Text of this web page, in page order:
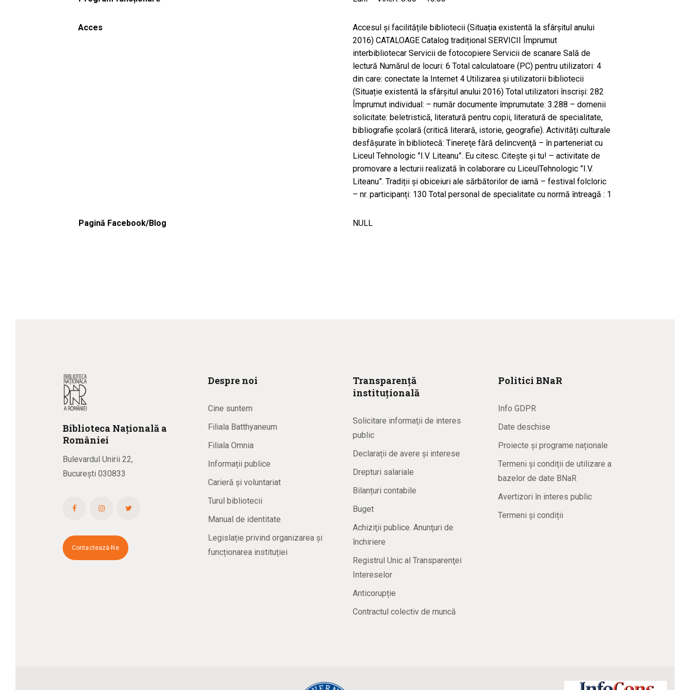
Acces
Accesul și facilitățile bibliotecii (Situația existentă la sfârșitul anului
2016) CATALOAGE Catalog tradițional SERVICII Împrumut
interbibliotecar Servicii de fotocopiere Servicii de scanare Sală de
lectură Numărul de locuri: 6 Total calculatoare (PC) pentru utilizatori: 4
din care: conectate la Internet 4 Utilizarea și utilizatorii bibliotecii
(Situație existentă la sfârșitul anului 2016) Total utilizatori înscriși: 282
Împrumut individual: – număr documente împrumutate: 3.288 – domenii
solicitate: beletristică, literatură pentru copii, literatură de specialitate,
bibliografie școlară (critică literară, istorie, geografie). Activități culturale
desfășurate în bibliotecă: Tinereţe fără delincvenţă – în parteneriat cu
Liceul Tehnologic ”I.V. Liteanu”. Eu citesc. Citeşte şi tu! – activitate de
promovare a lecturii realizată în colaborare cu LiceulTehnologic ”I.V.
Liteanu”. Tradiții și obiceiuri ale sărbătorilor de iarnă – festival folcloric
– nr. participanți: 130 Total personal de specialitate cu normă întreagă : 1
Pagină Facebook/Blog NULL
Biblioteca Națională a
României
Bulevardul Unirii 22,
București 030833
Contactează-Ne
Despre noi
Cine suntem
Filiala Batthyaneum
Filiala Omnia
Informații publice
Carieră și voluntariat
Turul bibliotecii
Manual de identitate
Legislație privind organizarea și
funcționarea instituției
Transparență
instituțională
Solicitare informaţii de interes
public
Declarații de avere și interese
Drepturi salariale
Bilanțuri contabile
Buget
Achiziţii publice. Anunţuri de
închiriere
Registrul Unic al Transparenţei
Intereselor
Anticorupție
Contractul colectiv de muncă
Politici BNaR
Info GDPR
Date deschise
Proiecte și programe naționale
Termeni și condiții de utilizare a
bazelor de date BNaR
Avertizori în interes public
Termeni și condiții